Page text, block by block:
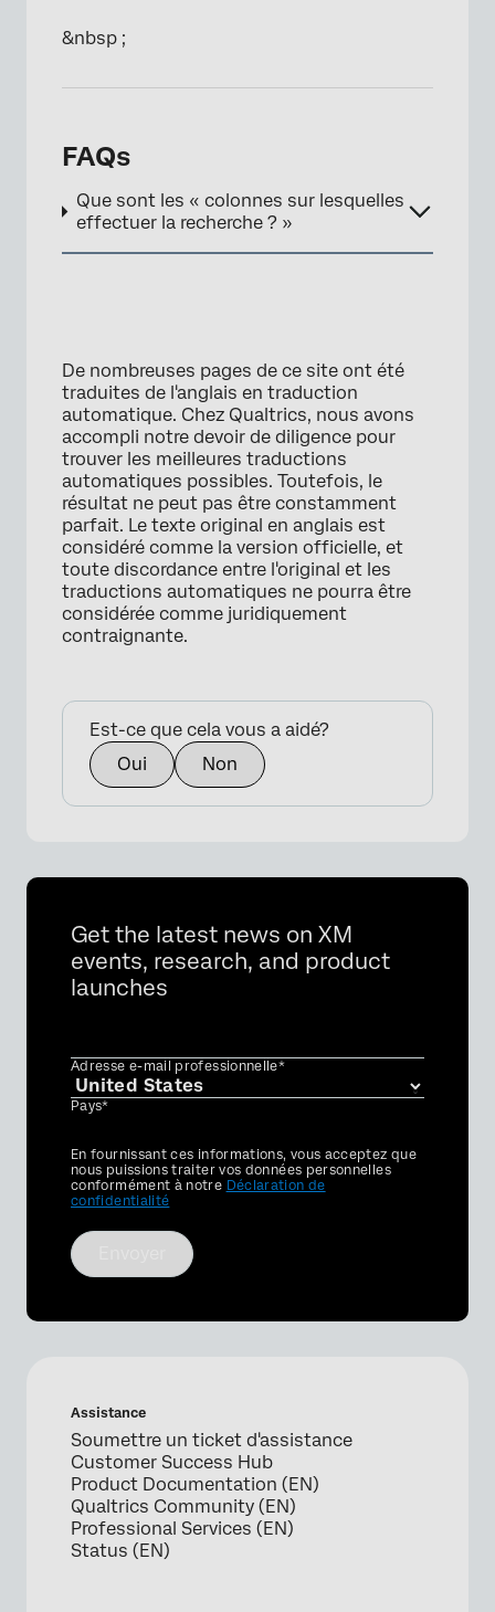
&nbsp ;
FAQs
Que sont les « colonnes sur lesquelles
effectuer la recherche ? »
De nombreuses pages de ce site ont été
traduites de l'anglais en traduction
automatique. Chez Qualtrics, nous avons
accompli notre devoir de diligence pour
trouver les meilleures traductions
automatiques possibles. Toutefois, le
résultat ne peut pas être constamment
parfait. Le texte original en anglais est
considéré comme la version officielle, et
toute discordance entre l'original et les
traductions automatiques ne pourra être
considérée comme juridiquement
contraignante.
Est-ce que cela vous a aidé?
Oui
Non
Get the latest news on XM
events, research, and product
launches
Adresse e-mail professionnelle*
Pays*
Privacy
Optin
En fournissant ces informations, vous acceptez que
nous puissions traiter vos données personnelles
conformément à notre Déclaration de
confidentialité
Assistance
Soumettre un ticket d'assistance
Customer Success Hub
Product Documentation (EN)
Qualtrics Community (EN)
Professional Services (EN)
Status (EN)